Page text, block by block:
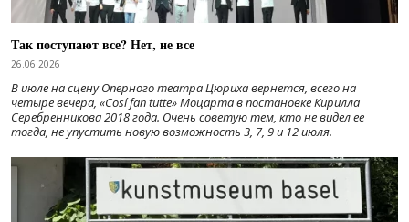
Так поступают все? Нет, не все
26.06.2026
В июле на сцену Оперного театра Цюриха вернется, всего на
четыре вечера, «Cosí fan tutte» Моцарта в постановке Кирилла
Серебренникова 2018 года. Очень советую тем, кто не видел ее
тогда, не упустить новую возможность 3, 7, 9 и 12 июля.